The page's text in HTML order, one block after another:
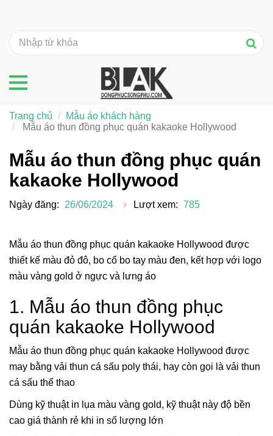
Mẫu áo thun đồng phục quán
kakaoke Hollywood
Ngày đăng: 26/06/2024 Lượt xem: 785
Mẫu áo thun đồng phục quán kakaoke Hollywood được
thiết kế màu đỏ đô, bo cổ bo tay màu đen, kết hợp với logo
màu vàng gold ở ngực và lưng áo
1. Mẫu áo thun đồng phục
quán kakaoke Hollywood
Mẫu áo thun đồng phục quán kakaoke Hollywood được
may bằng vải thun cá sấu poly thái, hay còn gọi là vải thun
cá sấu thể thao
Dùng kỹ thuật in lụa màu vàng gold, kỹ thuật này độ bền
cao giá thành rẻ khi in số lượng lớn
Trang chủ
Mẫu áo khách hàng
Mẫu áo thun đồng phục quán kakaoke Hollywood